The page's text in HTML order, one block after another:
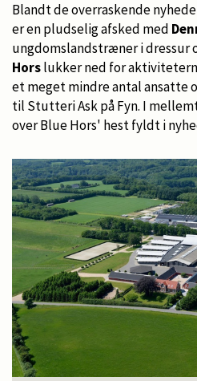
Blandt de overraskende
er en pludselig afsked med
ungdomslandstræner i dressur
Horslukker ned for
et meget mindre antal ansatte
til Stutteri Ask på Fyn. I
over Blue Hors' hest fyldt i